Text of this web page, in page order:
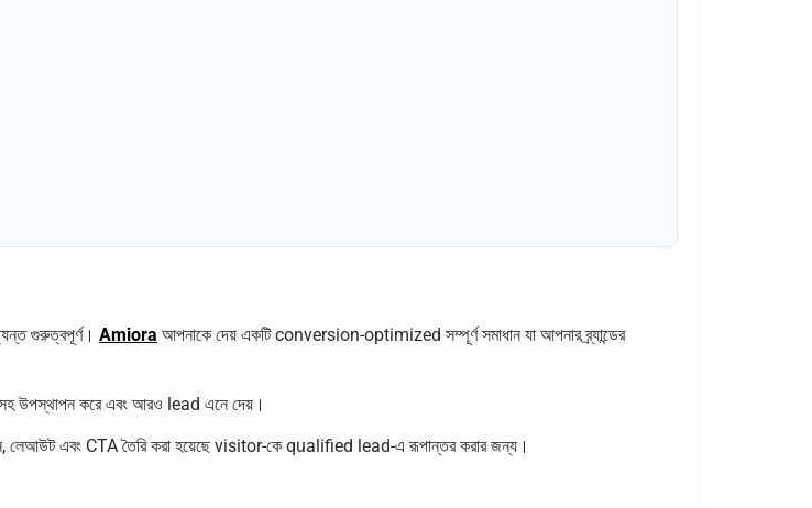
গুরুত্বপূর্ণ। Amiora আপনাকে দেয় একটি conversion-optimized সম্পূর্ণ সমাধান যা আপনার ব্র্যান্ডের
উপস্থাপন করে এবং আরও lead এনে দেয়।
লেআউট এবং CTA তৈরি করা হয়েছে visitor-কে qualified lead-এ রূপান্তর করার জন্য।